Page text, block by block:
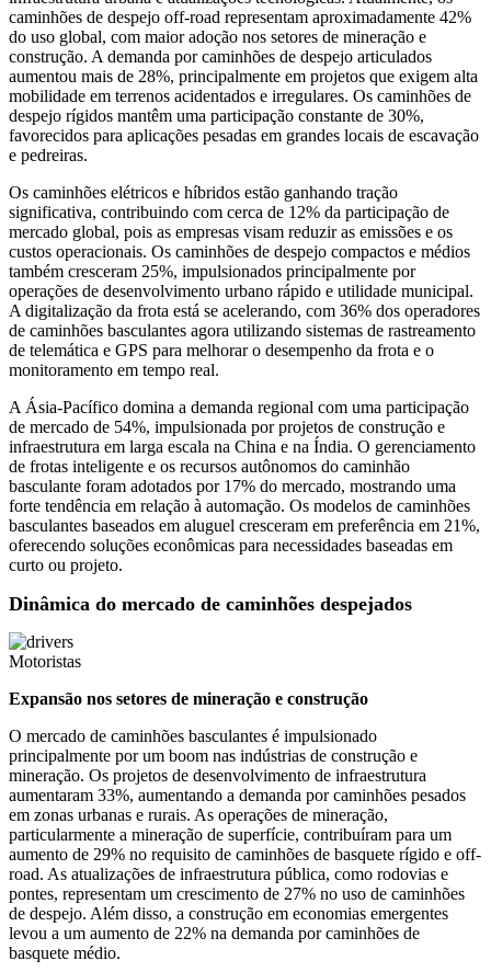
caminhões de despejo off-road representam aproximadamente 42%
do uso global, com maior adoção nos setores de mineração e
construção. A demanda por caminhões de despejo articulados
aumentou mais de 28%, principalmente em projetos que exigem alta
mobilidade em terrenos acidentados e irregulares. Os caminhões de
despejo rígidos mantêm uma participação constante de 30%,
favorecidos para aplicações pesadas em grandes locais de escavação
e pedreiras.
Os caminhões elétricos e híbridos estão ganhando tração
significativa, contribuindo com cerca de 12% da participação de
mercado global, pois as empresas visam reduzir as emissões e os
custos operacionais. Os caminhões de despejo compactos e médios
também cresceram 25%, impulsionados principalmente por
operações de desenvolvimento urbano rápido e utilidade municipal.
A digitalização da frota está se acelerando, com 36% dos operadores
de caminhões basculantes agora utilizando sistemas de rastreamento
de telemática e GPS para melhorar o desempenho da frota e o
monitoramento em tempo real.
A Ásia-Pacífico domina a demanda regional com uma participação
de mercado de 54%, impulsionada por projetos de construção e
infraestrutura em larga escala na China e na Índia. O gerenciamento
de frotas inteligente e os recursos autônomos do caminhão
basculante foram adotados por 17% do mercado, mostrando uma
forte tendência em relação à automação. Os modelos de caminhões
basculantes baseados em aluguel cresceram em preferência em 21%,
oferecendo soluções econômicas para necessidades baseadas em
curto ou projeto.
Dinâmica do mercado de caminhões despejados
Motoristas
Expansão nos setores de mineração e construção
O mercado de caminhões basculantes é impulsionado
principalmente por um boom nas indústrias de construção e
mineração. Os projetos de desenvolvimento de infraestrutura
aumentaram 33%, aumentando a demanda por caminhões pesados
em zonas urbanas e rurais. As operações de mineração,
particularmente a mineração de superfície, contribuíram para um
aumento de 29% no requisito de caminhões de basquete rígido e off-
road. As atualizações de infraestrutura pública, como rodovias e
pontes, representam um crescimento de 27% no uso de caminhões
de despejo. Além disso, a construção em economias emergentes
levou a um aumento de 22% na demanda por caminhões de
basquete médio.